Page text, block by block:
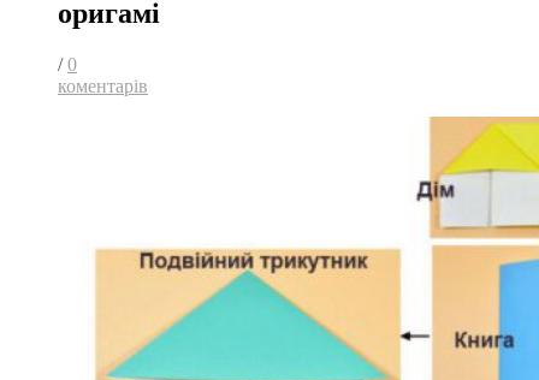
оригамі
/ 0
коментарів